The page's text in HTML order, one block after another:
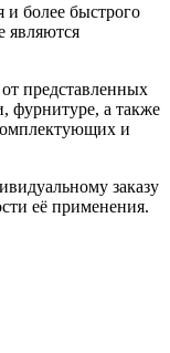
и более быстрого
являются
представленных
фурнитуре, а также
и
заказу
её применения.